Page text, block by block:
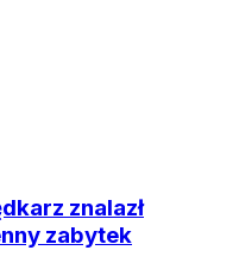
znalazł
zabytek